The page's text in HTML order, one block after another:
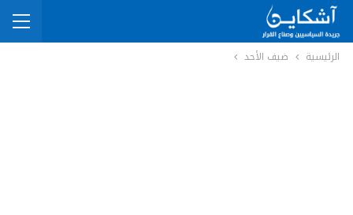
الرئيسية ضيف الأحد